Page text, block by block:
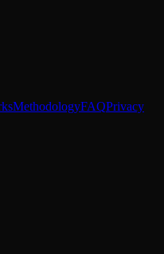
MethodologyFAQPrivacy